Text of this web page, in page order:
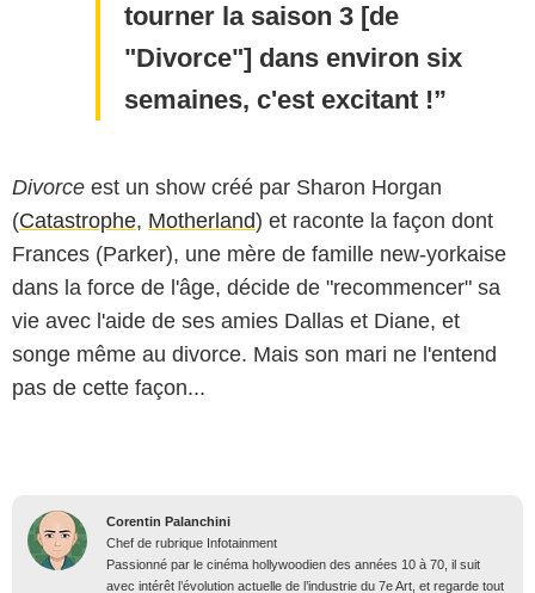
tourner la saison 3 [de
"Divorce"] dans environ six
semaines, c'est excitant !
Divorce est un show créé par Sharon Horgan
(Catastrophe, Motherland) et raconte la façon dont
Frances (Parker), une mère de famille new-yorkaise
dans la force de l'âge, décide de "recommencer" sa
vie avec l'aide de ses amies Dallas et Diane, et
songe même au divorce. Mais son mari ne l'entend
pas de cette façon...
Corentin Palanchini
Chef de rubrique Infotainment
Passionné par le cinéma hollywoodien des années 10 à 70, il suit
avec intérêt l’évolution actuelle de l’industrie du 7e Art, et regarde tout